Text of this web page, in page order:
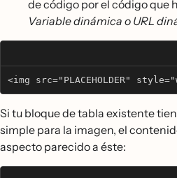
de código por el código que
Variable dinámica o URL
<img src="PLACEHOLDER"
Si tu bloque de tabla existente
simple para la imagen, el
aspecto parecido a éste: